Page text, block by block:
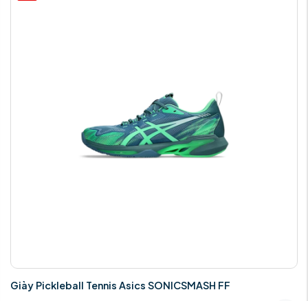
Giày Pickleball Tennis Asics SONICSMASH FF